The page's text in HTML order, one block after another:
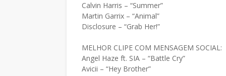
Calvin Harris – “Summer”
Martin Garrix – “Animal”
Disclosure – “Grab Her!”
MELHOR CLIPE COM MENSAGEM SOCIAL:
Angel Haze ft. SIA – “Battle Cry”
Avicii – “Hey Brother”